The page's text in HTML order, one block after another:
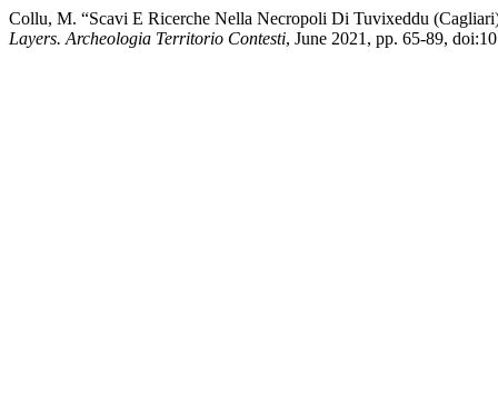
Collu, M. “Scavi E Ricerche Nella Necropoli Di Tuvixeddu
Layers. Archeologia Territorio Contesti, June 2021, pp. 65-89,